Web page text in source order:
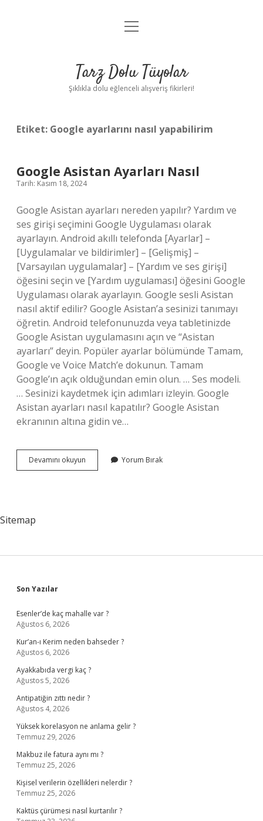
Anasayfa
Yasal Uyarı
menüyü
Tarz Dolu Tüyolar
Şıklıkla dolu eğlenceli alışveriş fikirleri!
Etiket: Google ayarlarını nasıl yapabilirim
Google Asistan Ayarları Nasıl
Tarih: Kasım 18, 2024
Google Asistan ayarları nereden yapılır? Yardım ve
ses girişi seçimini Google Uygulaması olarak
ayarlayın. Android akıllı telefonda [Ayarlar] –
[Uygulamalar ve bildirimler] – [Gelişmiş] –
[Varsayılan uygulamalar] – [Yardım ve ses girişi]
öğesini seçin ve [Yardım uygulaması] öğesini Google
Uygulaması olarak ayarlayın. Google sesli Asistan
nasıl aktif edilir? Google Asistan’a sesinizi tanımayı
öğretin. Android telefonunuzda veya tabletinizde
Google Asistan uygulamasını açın ve “Asistan
ayarları” deyin. Popüler ayarlar bölümünde Tamam,
Google ve Voice Match’e dokunun. Tamam
Google’ın açık olduğundan emin olun. … Ses modeli.
… Sesinizi kaydetmek için adımları izleyin. Google
Asistan ayarları nasıl kapatılır? Google Asistan
ekranının altına gidin ve…
Devamını okuyun
Asistan
Yorum Bırak
Sitemap
Sidebar
Son Yazılar
Esenler’de kaç mahalle var ?
Ağustos 6, 2026
Kur’an-ı Kerim neden bahseder ?
Ağustos 6, 2026
Ayakkabıda vergi kaç ?
Ağustos 5, 2026
Antipatiğin zıttı nedir ?
Ağustos 4, 2026
Yüksek korelasyon ne anlama gelir ?
Temmuz 29, 2026
Makbuz ile fatura aynı mı ?
Temmuz 25, 2026
Kişisel verilerin özellikleri nelerdir ?
Temmuz 25, 2026
Kaktüs çürümesi nasıl kurtarılır ?